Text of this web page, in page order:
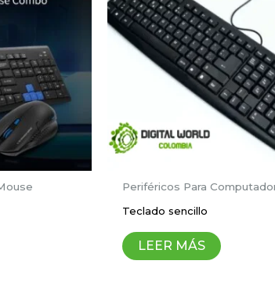
en este navegador para la próxima vez
Periféricos Para
Teclado sencillo
LEER MÁS